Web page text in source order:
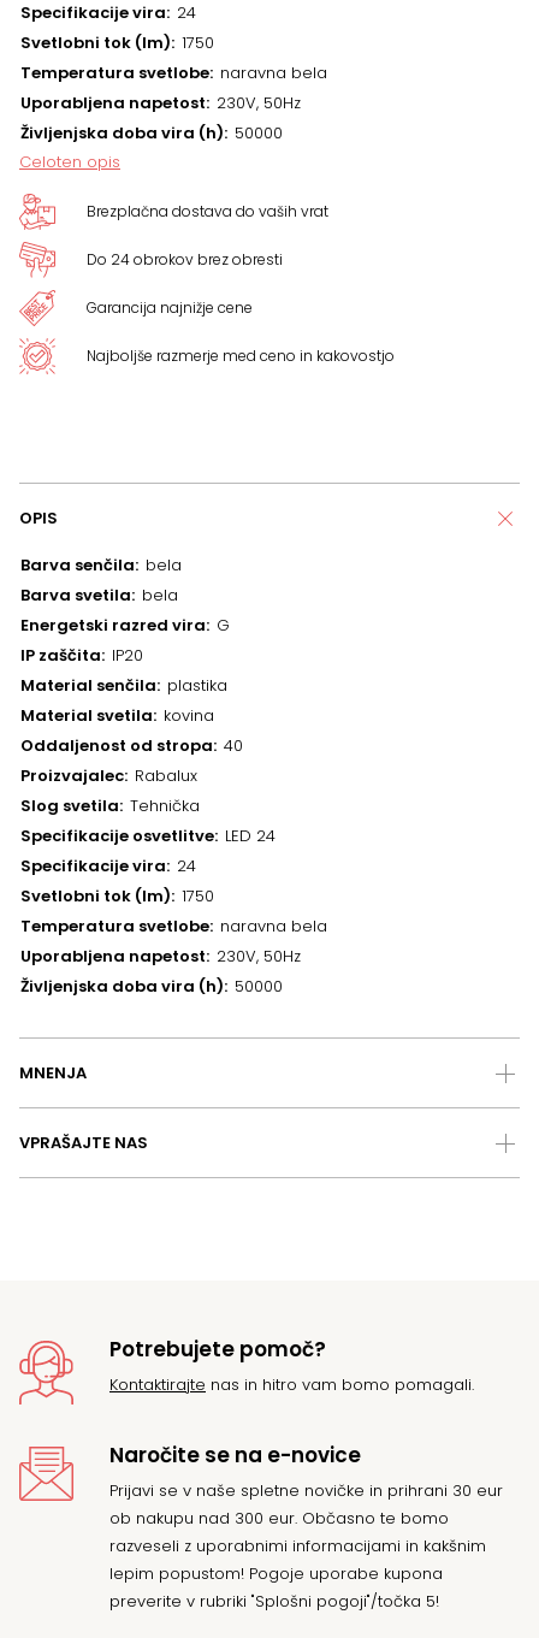
Specifikacije vira 24
Svetlobni tok (lm) 1750
Temperatura svetlobe naravna bela
Uporabljena napetost 230V, 50Hz
Življenjska doba vira (h) 50000
Celoten opis
Brezplačna dostava do vaših vrat
Do 24 obrokov brez obresti
Garancija najnižje cene
Najboljše razmerje med ceno in kakovostjo
OPIS
Barva senčila bela
Barva svetila bela
Energetski razred vira G
IP zaščita IP20
Material senčila plastika
Material svetila kovina
Oddaljenost od stropa 40
Proizvajalec Rabalux
Slog svetila Tehnička
Specifikacije osvetlitve LED 24
Specifikacije vira 24
Svetlobni tok (lm) 1750
Temperatura svetlobe naravna bela
Uporabljena napetost 230V, 50Hz
Življenjska doba vira (h) 50000
MNENJA
VPRAŠAJTE NAS
Potrebujete pomoč?
Kontaktirajte nas in hitro vam bomo pomagali.
Naročite se na e-novice
Prijavi se v naše spletne novičke in prihrani 30 eur
ob nakupu nad 300 eur. Občasno te bomo
razveseli z uporabnimi informacijami in kakšnim
lepim popustom! Pogoje uporabe kupona
preverite v rubriki "Splošni pogoji"/točka 5!